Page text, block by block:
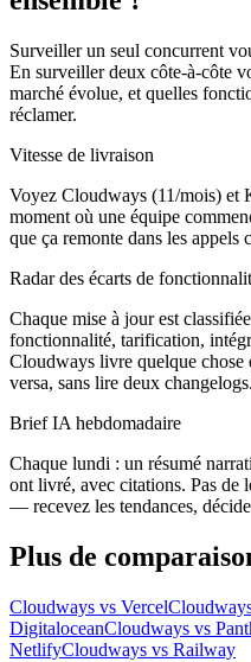
Surveiller un seul concurrent
En surveiller deux côte-à-côte
marché évolue, et quelles
réclamer.
Vitesse de livraison
Voyez Cloudways (11/mois) et
moment où une équipe
que ça remonte dans les appels
Radar des écarts de
Chaque mise à jour est
fonctionnalité, tarification,
Cloudways livre quelque
versa, sans lire deux changelogs.
Brief IA hebdomadaire
Chaque lundi : un résumé
ont livré, avec citations. Pas de
— recevez les tendances,
Plus de
Cloudways vs Vercel
DigitaloceanCloudways vs
NetlifyCloudways vs Railway